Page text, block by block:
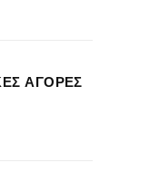
ΑΓΟΡΕΣ